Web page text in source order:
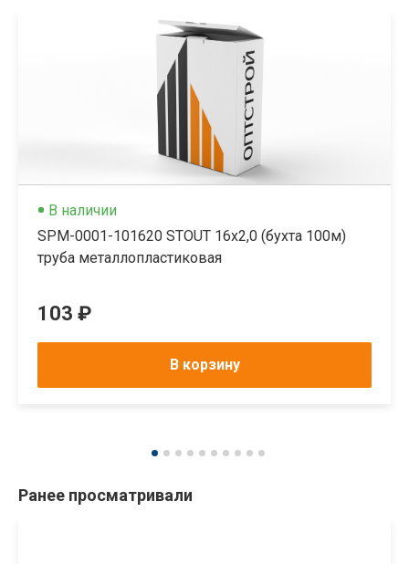
В наличии
SPM-0001-101620 STOUT 16х2,0 (бухта 100м)
труба металлопластиковая
103 ₽
В корзину
Ранее просматривали